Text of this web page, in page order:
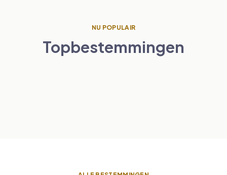
NU POPULAIR
Topbestemmingen
Londen
FRANKRIJK
NEDERLAND